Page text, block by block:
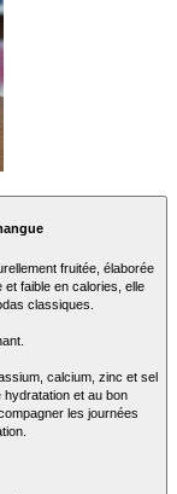
fruitée, élaborée
faible en calories, elle
classiques.
calcium, zinc et sel
hydratation et au bon
les journées